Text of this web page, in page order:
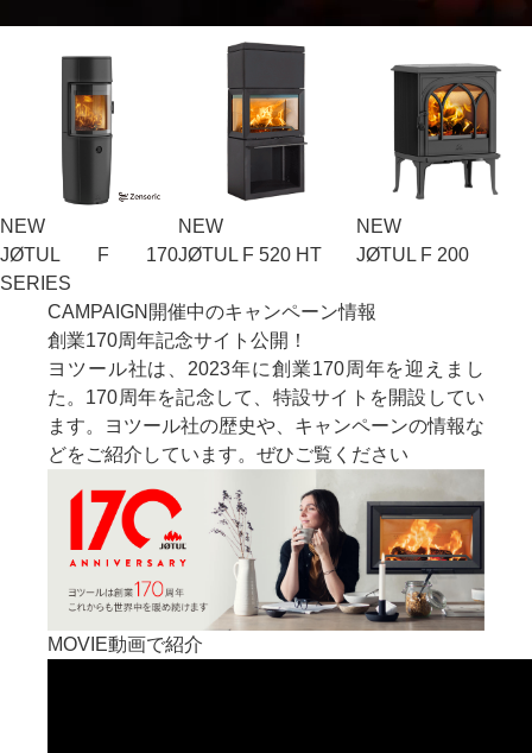
NEW
JØTUL F 520 HT
NEW
JØTUL F 200
NEW
JØTUL F 205
CAMPAIGN 開催中のキャンペーン情報
創業170周年記念サイト公開！
ヨツール社は、2023年に創業170周年を迎えまし
た。170周年を記念して、特設サイトを開設してい
ます。ヨツール社の歴史や、キャンペーンの情報な
どをご紹介しています。ぜひご覧ください
MOVIE動画で紹介